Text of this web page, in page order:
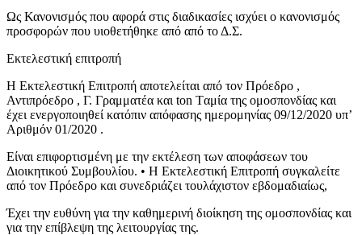
Ως Κανονισμός που αφορά στις διαδικασίες ισχύει ο κανονισμός
προσφορών που υιοθετήθηκε από από το Δ.Σ.
Εκτελεστική επιτροπή
Η Εκτελεστική Επιτροπή αποτελείται από τον Πρόεδρο ,
Αντιπρόεδρο , Γ. Γραμματέα και ton Tαμία της ομοσπονδίας και
έχει ενεργοποιηθεί κατόπιν απόφασης ημερομηνίας 09/12/2020 υπ’
Αριθμόν 01/2020 .
Είναι επιφορτισμένη με την εκτέλεση των αποφάσεων του
Διοικητικού Συμβουλίου. • Η Εκτελεστική Επιτροπή συγκαλείτε
από τον Πρόεδρο και συνεδριάζει τουλάχιστον εβδομαδιαίως,
Έχει την ευθύνη για την καθημερινή διοίκηση της ομοσπονδίας και
για την επίβλεψη της λειτουργίας της.